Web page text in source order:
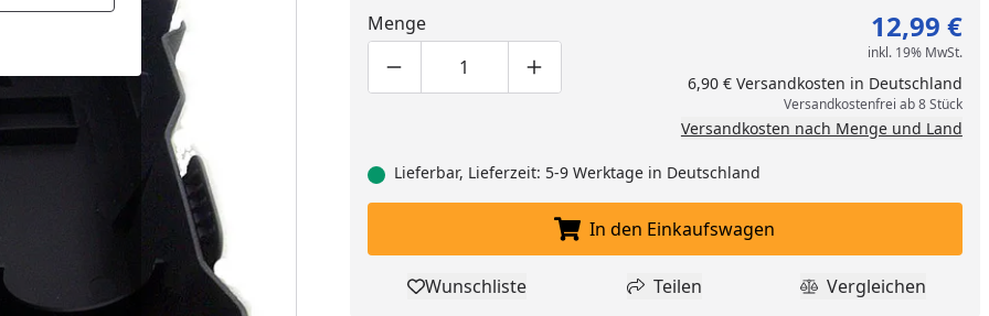
Menge
Produktmenge um eins verringern
Produktmenge manuell eingeben
Produktmenge um eins erhöhen
12,99 €
inkl. 19% MwSt.
6,90 € Versandkosten in Deutschland
Versandkostenfrei ab 8 Stück
Versandkosten nach Menge und Land
Lieferbar, Lieferzeit: 5-9 Werktage in Deutschland
In den Einkaufswagen legen
In den Einkaufswagen
Produkt zur Wunschliste hinzufügen
Wunschliste Teilen
Teilen Produkt
Vergleichen